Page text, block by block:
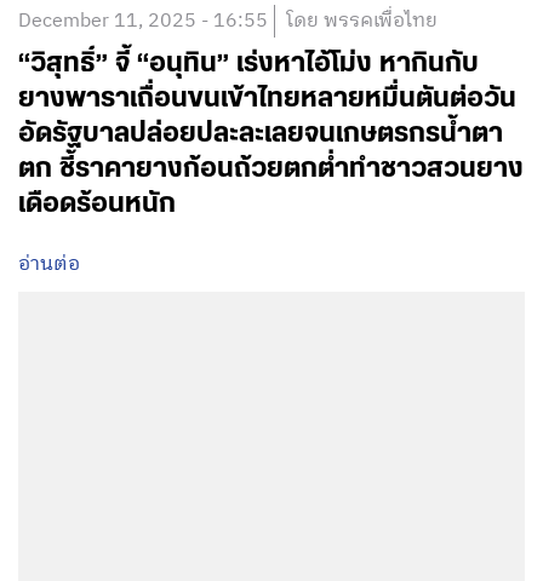
December 11, 2025 - 16:55 โดย พรรคเพื่อไทย
“วิสุทธิ์” จี้ “อนุทิน” เร่งหาไอ้โม่ง หากินกับ
ยางพาราเถื่อนขนเข้าไทยหลายหมื่นตันต่อวัน
อัดรัฐบาลปล่อยปละละเลยจนเกษตรกรน้ำตา
ตก ชี้ราคายางก้อนถ้วยตกต่ำทำชาวสวนยาง
เดือดร้อนหนัก
อ่านต่อ